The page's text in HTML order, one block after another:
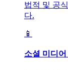
법적 및 공
다.
📱
소셜 미디어